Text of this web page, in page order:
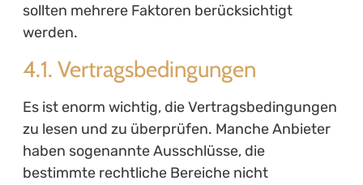
sollten mehrere Faktoren berücksichtigt
werden.
4.1. Vertragsbedingungen
Es ist enorm wichtig, die Vertragsbedingungen
zu lesen und zu überprüfen. Manche Anbieter
haben sogenannte Ausschlüsse, die
bestimmte rechtliche Bereiche nicht